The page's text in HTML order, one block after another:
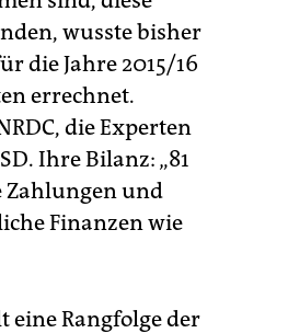
wusste bisher
die Jahre 2015/16
errechnet.
die Experten
Ihre Bilanz: „81
und
Finanzen wie
eine Rangfolge der